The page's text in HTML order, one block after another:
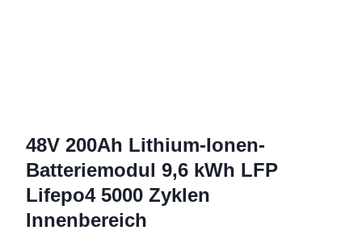
48V 200Ah Lithium-Ionen-
Batteriemodul 9,6 kWh LFP
Lifepo4 5000 Zyklen
Innenbereich